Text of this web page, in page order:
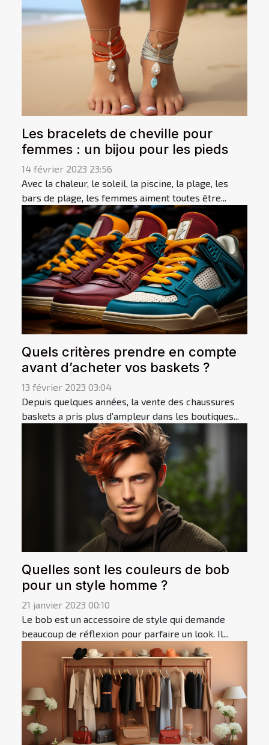
Les bracelets de cheville pour
femmes : un bijou pour les pieds
14 février 2023 23:56
Avec la chaleur, le soleil, la piscine, la plage, les
bars de plage, les femmes aiment toutes être...
Quels critères prendre en compte
avant d’acheter vos baskets ?
13 février 2023 03:04
Depuis quelques années, la vente des chaussures
baskets a pris plus d’ampleur dans les boutiques...
Quelles sont les couleurs de bob
pour un style homme ?
21 janvier 2023 00:10
Le bob est un accessoire de style qui demande
beaucoup de réflexion pour parfaire un look. Il...